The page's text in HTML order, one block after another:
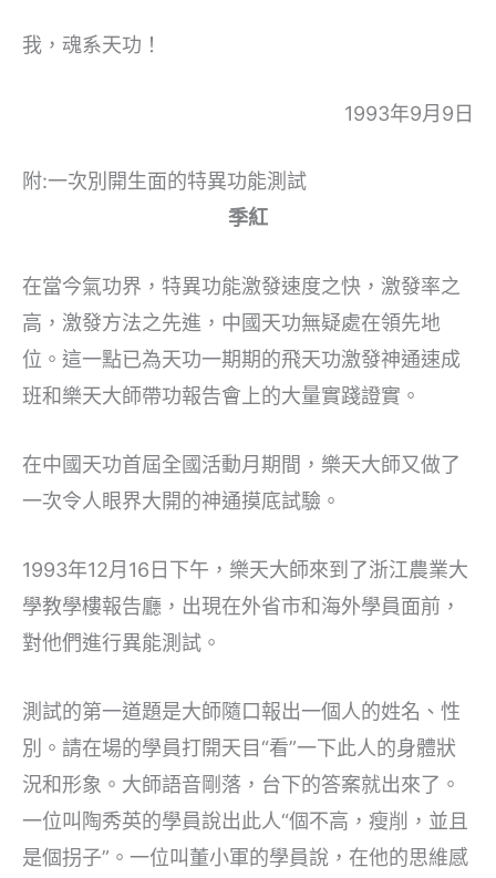
我，魂系天功！
1993年9月9日
附:一次別開生面的特異功能測試
季紅
在當今氣功界，特異功能激發速度之快，激發率之
高，激發方法之先進，中國天功無疑處在領先地
位。這一點已為天功一期期的飛天功激發神通速成
班和樂天大師帶功報告會上的大量實踐證實。
在中國天功首屆全國活動月期間，樂天大師又做了
一次令人眼界大開的神通摸底試驗。
1993年12月16日下午，樂天大師來到了浙江農業大
學教學樓報告廳，出現在外省市和海外學員面前，
對他們進行異能測試。
測試的第一道題是大師隨口報出一個人的姓名、性
別。請在場的學員打開天目“看”一下此人的身體狀
況和形象。大師語音剛落，台下的答案就出來了。
一位叫陶秀英的學員說出此人“個不高，瘦削，並且
是個拐子”。一位叫董小軍的學員說，在他的思維感